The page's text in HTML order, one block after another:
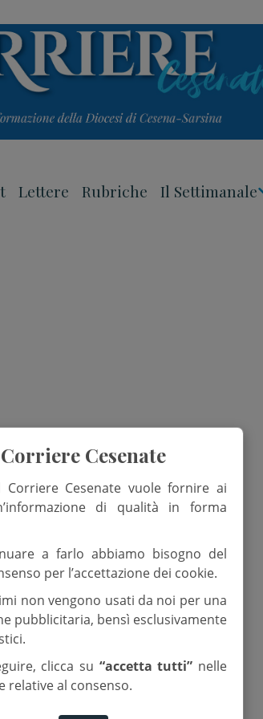
Lettere Rubriche Il Settimanale
Corriere Cesenate
Cesenate vuole fornire ai
di qualità in forma
a farlo abbiamo bisogno del
per l’accettazione dei cookie.
non vengono usati da noi per una
pubblicitaria, bensì esclusivamente
clicca su “accetta tutti” nelle
relative al consenso.